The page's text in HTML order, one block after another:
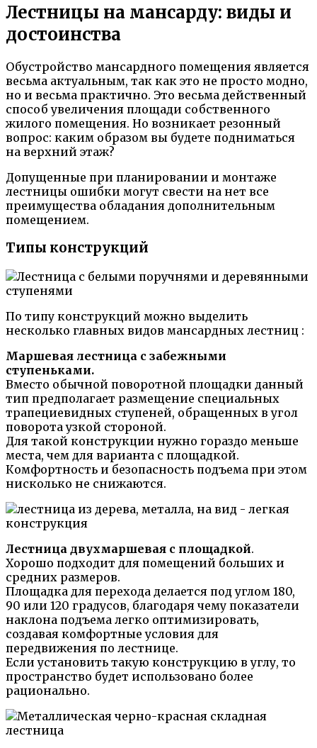
Лестницы на мансарду: виды и
достоинства
Обустройство мансардного помещения является
весьма актуальным, так как это не просто модно,
но и весьма практично. Это весьма действенный
способ увеличения площади собственного
жилого помещения. Но возникает резонный
вопрос: каким образом вы будете подниматься
на верхний этаж?
Допущенные при планировании и монтаже
лестницы ошибки могут свести на нет все
преимущества обладания дополнительным
помещением.
Типы конструкций
По типу конструкций можно выделить
несколько главных видов мансардных лестниц :
Маршевая лестница с забежными
ступеньками.
Вместо обычной поворотной площадки данный
тип предполагает размещение специальных
трапециевидных ступеней, обращенных в угол
поворота узкой стороной.
Для такой конструкции нужно гораздо меньше
места, чем для варианта с площадкой.
Комфортность и безопасность подъема при этом
нисколько не снижаются.
Лестница двухмаршевая с площадкой.
Хорошо подходит для помещений больших и
средних размеров.
Площадка для перехода делается под углом 180,
90 или 120 градусов, благодаря чему показатели
наклона подъема легко оптимизировать,
создавая комфортные условия для
передвижения по лестнице.
Если установить такую конструкцию в углу, то
пространство будет использовано более
рационально.